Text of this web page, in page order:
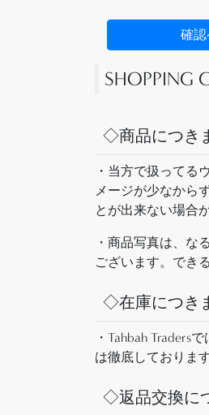
確
SHOPPING
◇商品につき
・当方で扱ってる
メージが少なから
とが出来ない場合
・商品写真は、な
ございます。でき
◇在庫につき
・Tahbah Traders
は徹底しておりま
◇返品交換に